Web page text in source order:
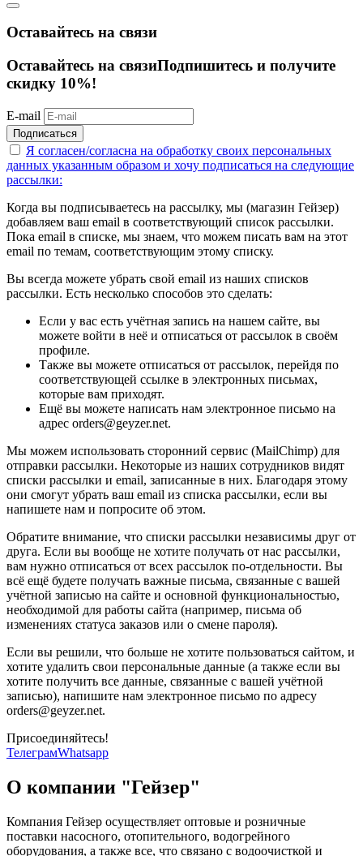
Оставайтесь на связи
Оставайтесь на связиПодпишитесь и получите
скидку 10%!
E-mail
Подписаться
Я согласен/согласна на обработку своих персональных
данных указанным образом и хочу подписаться на следующие
рассылки:
Когда вы подписываетесь на рассылку, мы (магазин Гейзер)
добавляем ваш email в соответствующий список рассылки.
Пока email в списке, мы знаем, что можем писать вам на этот
email по темам, соответствующим этому списку.
Вы всегда можете убрать свой email из наших списков
рассылки. Есть несколько способов это сделать:
Если у вас есть учётная запись на нашем сайте, вы
можете войти в неё и отписаться от рассылок в своём
профиле.
Также вы можете отписаться от рассылок, перейдя по
соответствующей ссылке в электронных письмах,
которые вам приходят.
Ещё вы можете написать нам электронное письмо на
адрес orders@geyzer.net.
Мы можем использовать сторонний сервис (MailChimp) для
отправки рассылки. Некоторые из наших сотрудников видят
списки рассылки и email, записанные в них. Благодаря этому
они смогут убрать ваш email из списка рассылки, если вы
напишете нам и попросите об этом.
Обратите внимание, что списки рассылки независимы друг от
друга. Если вы вообще не хотите получать от нас рассылки,
вам нужно отписаться от всех рассылок по-отдельности. Вы
всё ещё будете получать важные письма, связанные с вашей
учётной записью на сайте и основной функциональностью,
необходимой для работы сайта (например, письма об
изменениях статуса заказов или о смене пароля).
Если вы решили, что больше не хотите пользоваться сайтом, и
хотите удалить свои персональные данные (а также если вы
хотите получить все данные, связанные с вашей учётной
записью), напишите нам электронное письмо по адресу
orders@geyzer.net.
Присоединяйтесь!
ТелеграмWhatsapp
О компании "Гейзер"
Компания Гейзер осуществляет оптовые и розничные
поставки насосного, отопительного, водогрейного
оборудования, а также все, что связано с водоочисткой и